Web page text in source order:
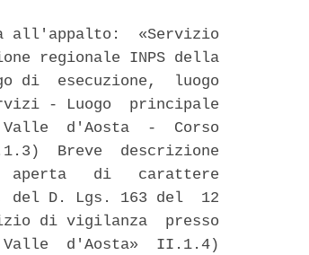
all'appalto:  «Servizio
regionale INPS della
di  esecuzione,  luogo
- Luogo  principale
Valle  d'Aosta  -  Corso
Breve  descrizione
aperta   di   carattere
del D. Lgs. 163 del  12
di vigilanza  presso
d'Aosta»  II.1.4)